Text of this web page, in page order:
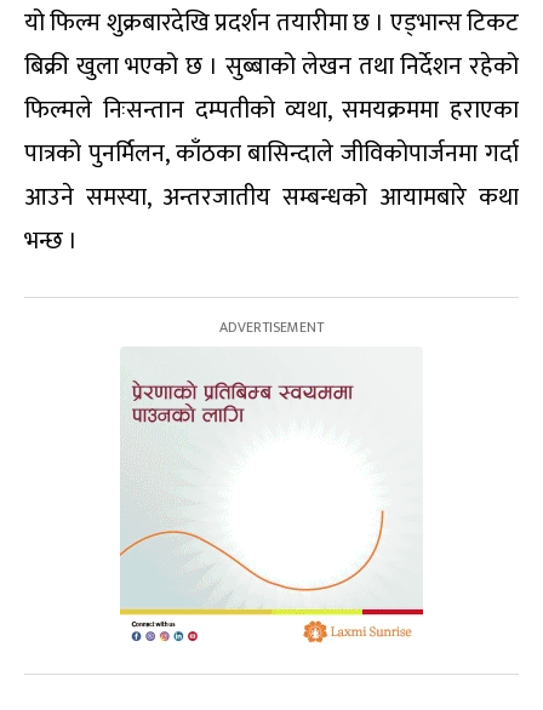
यो फिल्म शुक्रबारदेखि प्रदर्शन तयारीमा छ । एड्भान्स टिकट
बिक्री खुला भएको छ । सुब्बाको लेखन तथा निर्देशन रहेको
फिल्मले निःसन्तान दम्पतीको व्यथा, समयक्रममा हराएका
पात्रको पुनर्मिलन, काँठका बासिन्दाले जीविकोपार्जनमा गर्दा
आउने समस्या, अन्तरजातीय सम्बन्धको आयामबारे कथा
भन्छ ।